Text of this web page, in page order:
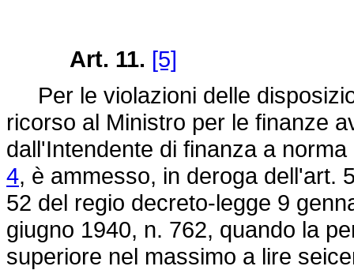
Art. 11. [5]
Per le violazioni delle
ricorso al Ministro per le finanze
dall'Intendente di finanza a
4, è ammesso, in deroga dell'art.
52 del regio decreto-legge 9
giugno 1940, n. 762, quando la
superiore nel massimo a lire